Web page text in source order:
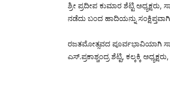
ಶ್ರೀ ಪ್ರದೀಪ ಕುಮಾರ ಶೆಟ್ಟಿ
ನಡೆದು ಬಂದ ಹಾದಿಯನ್ನು
ರಜತಮೋತ್ಸವದ ಪೂರ್ವಭಾವಿಯಾಗಿ
ಎಸ್.ಪ್ರಕಾಶ್ಚಂದ್ರ ಶೆಟ್ಟಿ, ಕಲ್ಕಕ್ಕಿ